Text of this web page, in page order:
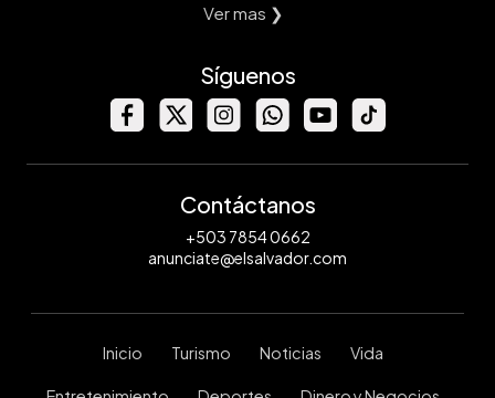
Ver mas ❯
Síguenos
Contáctanos
+503 7854 0662
anunciate@elsalvador.com
Inicio Turismo Noticias Vida